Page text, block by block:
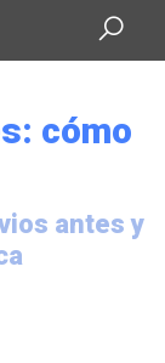
cómo
antes y